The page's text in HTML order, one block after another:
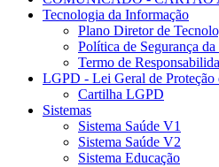
Tecnologia da Informação
Plano Diretor de
Política de Segurança
Termo de
LGPD - Lei Geral de Proteção
Cartilha LGPD
Sistemas
Sistema Saúde V1
Sistema Saúde V2
Sistema Educação